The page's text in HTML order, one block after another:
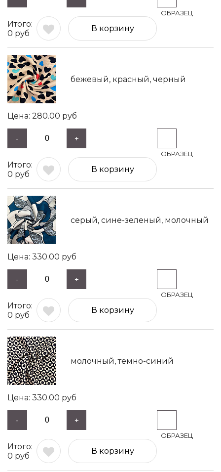
0 руб
В корзину
бежевый, красный, черный
280.00 руб
- +
0 руб
В корзину
серый, сине-зеленый, молочный
330.00 руб
- +
0 руб
В корзину
молочный, темно-синий
330.00 руб
- +
0 руб
В корзину